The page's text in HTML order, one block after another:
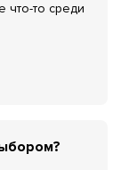
что-то среди